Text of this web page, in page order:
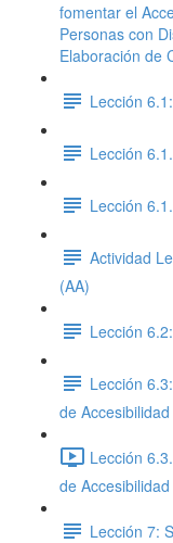
fomentar el
Personas con
Elaboración de
Lección
Lección
Lección
Actividad
(AA)
Lección
Lección
de
Lección
de
Lección 7: